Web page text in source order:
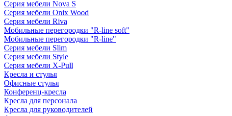
Серия мебели Nova S
Серия мебели Onix Wood
Серия мебели Riva
Мобильные перегородки "R-line soft"
Мобильные перегородки "R-line"
Серия мебели Slim
Серия мебели Style
Серия мебели X-Pull
Кресла и стулья
Офисные стулья
Конференц-кресла
Кресла для персонала
Кресла для руководителей